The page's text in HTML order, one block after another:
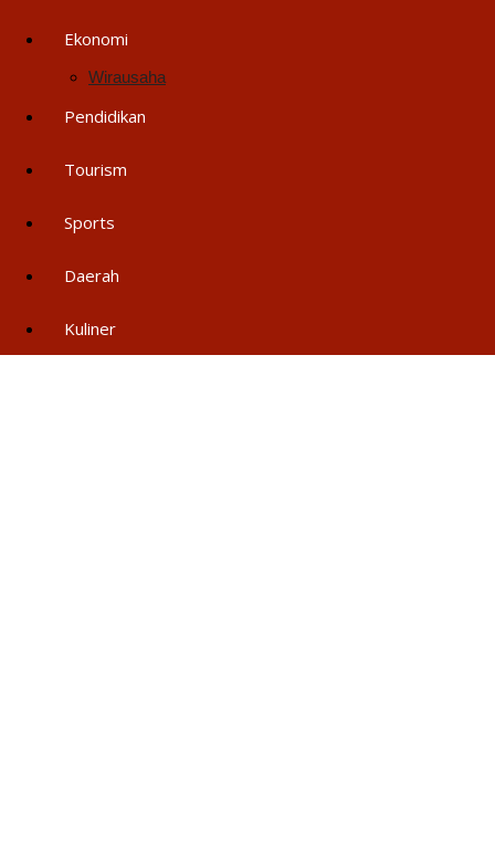
Ekonomi
Wirausaha
Pendidikan
Tourism
Sports
Daerah
Kuliner